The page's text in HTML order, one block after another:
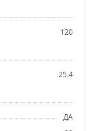
120
25.4
ДА